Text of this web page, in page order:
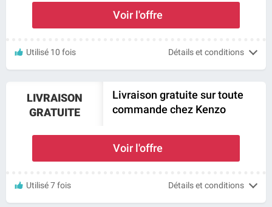
Voir l'offre
Utilisé 10 fois Détails et conditions
LIVRAISON
GRATUITE
Livraison gratuite sur toute
commande chez Kenzo
Voir l'offre
Utilisé 7 fois Détails et conditions